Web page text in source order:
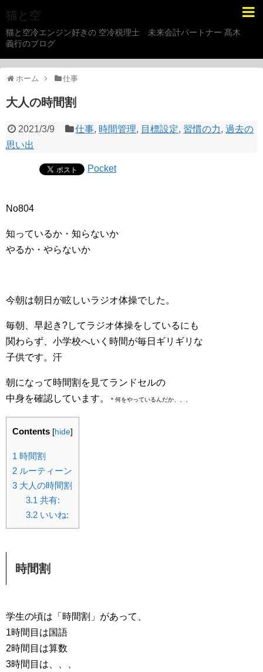
猫と空
猫と空冷エンジン好きの 空冷税理士 未来会計パートナー 髙木
義行のブログ
ホーム 仕事
大人の時間割
2021/3/9 仕事, 時間管理, 目標設定, 習慣の力,過去の
思い出
Pocket
No804
知っているか・知らないか
やるか・やらないか
今朝は朝日が眩しいラジオ体操でした。
毎朝、早起き?してラジオ体操をしているにも
関わらず、小学校へいく時間が毎日ギリギリな
子供です。汗
朝になって時間割を見てランドセルの
中身を確認しています。
＊何をやっているんだか、、、
Contents [hide]
1 時間割
2 ルーティーン
3 大人の時間割
3.1 共有:
3.2いいね:
時間割
学生の頃は「時間割」があって、
1時間目は国語
2時間目は算数
3時間目は、、、